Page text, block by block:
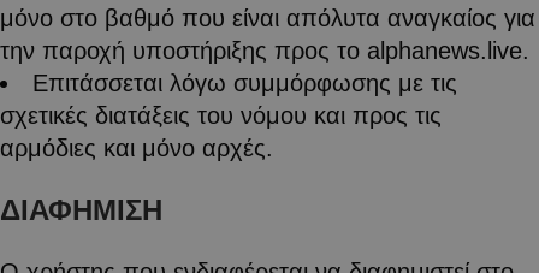
μόνο στο βαθμό που είναι απόλυτα αναγκαίος για
την παροχή υποστήριξης προς το alphanews.live.
Επιτάσσεται λόγω συμμόρφωσης με τις
σχετικές διατάξεις του νόμου και προς τις
αρμόδιες και μόνο αρχές.
ΔΙΑΦΗΜΙΣΗ